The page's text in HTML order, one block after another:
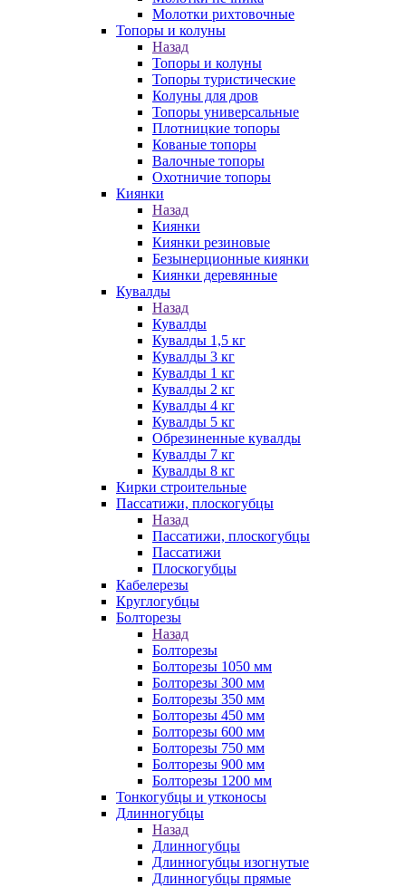
Молотки рихтовочные
Топоры и колуны
Назад
Топоры и колуны
Топоры туристические
Колуны для дров
Топоры универсальные
Плотницкие топоры
Кованые топоры
Валочные топоры
Охотничие топоры
Киянки
Назад
Киянки
Киянки резиновые
Безынерционные киянки
Киянки деревянные
Кувалды
Назад
Кувалды
Кувалды 1,5 кг
Кувалды 3 кг
Кувалды 1 кг
Кувалды 2 кг
Кувалды 4 кг
Кувалды 5 кг
Обрезиненные кувалды
Кувалды 7 кг
Кувалды 8 кг
Кирки строительные
Пассатижи, плоскогубцы
Назад
Пассатижи, плоскогубцы
Пассатижи
Плоскогубцы
Кабелерезы
Круглогубцы
Болторезы
Назад
Болторезы
Болторезы 1050 мм
Болторезы 300 мм
Болторезы 350 мм
Болторезы 450 мм
Болторезы 600 мм
Болторезы 750 мм
Болторезы 900 мм
Болторезы 1200 мм
Тонкогубцы и утконосы
Длинногубцы
Назад
Длинногубцы
Длинногубцы изогнутые
Длинногубцы прямые